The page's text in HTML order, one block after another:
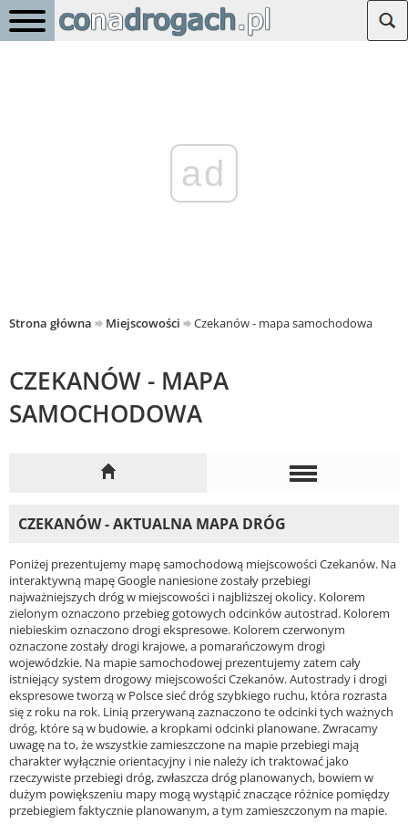
ad
Strona główna Miejscowości Czekanów - mapa samochodowa
CZEKANÓW - MAPA
SAMOCHODOWA
CZEKANÓW - AKTUALNA MAPA DRÓG
Poniżej prezentujemy mapę samochodową miejscowości Czekanów. Na
interaktywną mapę Google naniesione zostały przebiegi
najważniejszych dróg w miejscowości i najbliższej okolicy. Kolorem
zielonym oznaczono przebieg gotowych odcinków autostrad. Kolorem
niebieskim oznaczono drogi ekspresowe. Kolorem czerwonym
oznaczone zostały drogi krajowe, a pomarańczowym drogi
wojewódzkie. Na mapie samochodowej prezentujemy zatem cały
istniejący system drogowy miejscowości Czekanów. Autostrady i drogi
ekspresowe tworzą w Polsce sieć dróg szybkiego ruchu, która rozrasta
się z roku na rok. Linią przerywaną zaznaczono te odcinki tych ważnych
dróg, które są w budowie, a kropkami odcinki planowane. Zwracamy
uwagę na to, że wszystkie zamieszczone na mapie przebiegi mają
charakter wyłącznie orientacyjny i nie należy ich traktować jako
rzeczywiste przebiegi dróg, zwłaszcza dróg planowanych, bowiem w
dużym powiększeniu mapy mogą wystąpić znaczące różnice pomiędzy
przebiegiem faktycznie planowanym, a tym zamieszczonym na mapie.